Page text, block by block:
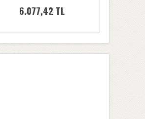
6.077,42 TL